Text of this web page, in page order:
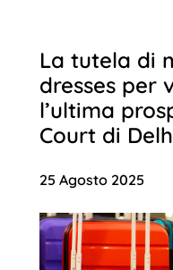
La tutela di
dresses per
l’ultima
Court di
25 Agosto 2025